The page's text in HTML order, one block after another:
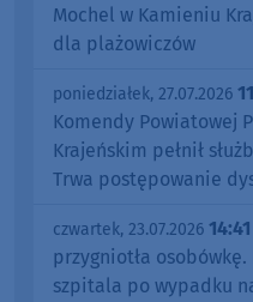
Mochel w Kamieniu
dla plażowiczów
poniedziałek, 27.07.2026
Komendy Powiatowej
Krajeńskim pełnił
Trwa postępowanie
czwartek, 23.07.2026 14:41
przygniotła
szpitala po wypadku